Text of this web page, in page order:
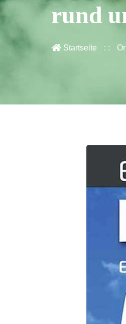
rund
Startseite